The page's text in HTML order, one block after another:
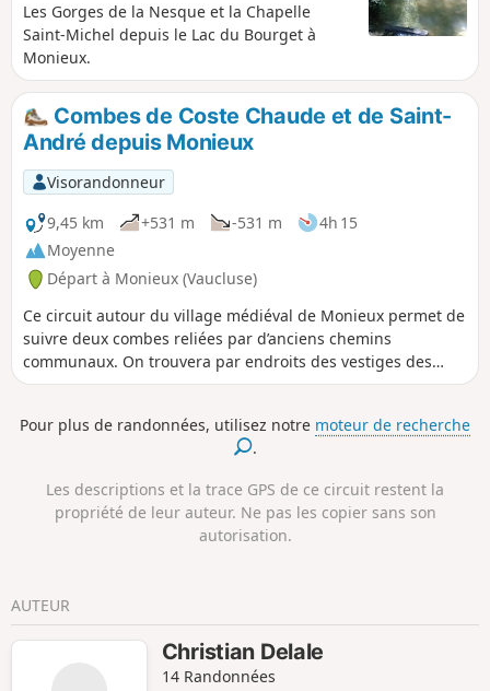
Les Gorges de la Nesque et la Chapelle
Saint-Michel depuis le Lac du Bourget à
Monieux.
Combes de Coste Chaude et de Saint-
André depuis Monieux
Visorandonneur
9,45 km
+531 m -531 m
4h 15
Moyenne
Départ à Monieux (Vaucluse)
Ce circuit autour du village médiéval de Monieux permet de
suivre deux combes reliées par d’anciens chemins
communaux. On trouvera par endroits des vestiges des
murets de pierres sèches qui bordaient ces chemins. Ce
Pour plus de randonnées, utilisez notre moteur de recherche
.
Les descriptions et la trace GPS de ce circuit restent la
propriété de leur auteur. Ne pas les copier sans son
autorisation.
AUTEUR
Christian Delale
14 Randonnées